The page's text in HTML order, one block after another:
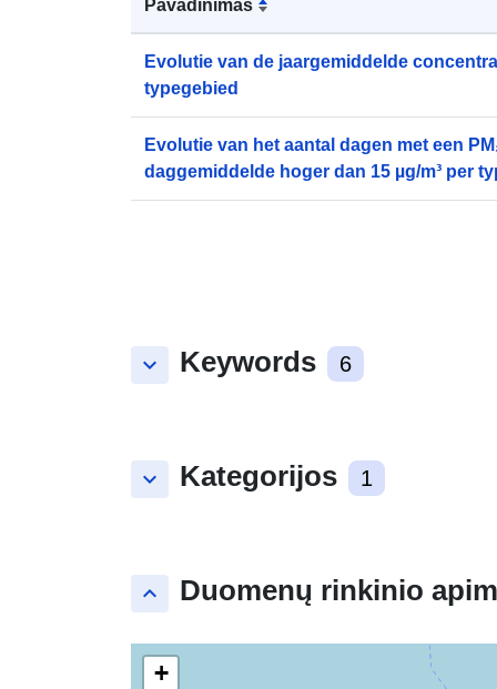
Pavadinimas
Evolutie van de jaargemiddelde
typegebied
Evolutie van het aantal dagen met een
daggemiddelde hoger dan 15 µg/m³ per
keyboard_arrow_down Keywords 6
keyboard_arrow_down Kategorijos 1
keyboard_arrow_up Duomenų rinkinio
+